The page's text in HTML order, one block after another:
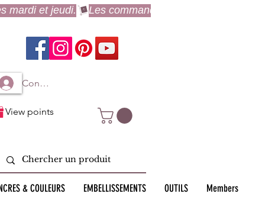
Connexion à mon compte
View points
& COULEURS EMBELLISSEMENTS OUTILS Members